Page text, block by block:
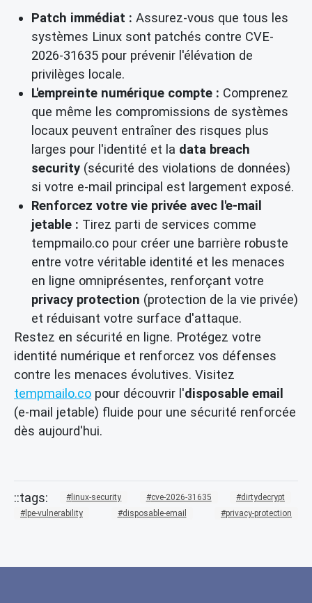
Patch immédiat : Assurez-vous que tous les
systèmes Linux sont patchés contre CVE-
2026-31635 pour prévenir l'élévation de
privilèges locale.
L'empreinte numérique compte : Comprenez
que même les compromissions de systèmes
locaux peuvent entraîner des risques plus
larges pour l'identité et la data breach
security (sécurité des violations de données)
si votre e-mail principal est largement exposé.
Renforcez votre vie privée avec l'e-mail
jetable : Tirez parti de services comme
tempmailo.co pour créer une barrière robuste
entre votre véritable identité et les menaces
en ligne omniprésentes, renforçant votre
privacy protection (protection de la vie privée)
et réduisant votre surface d'attaque.
Restez en sécurité en ligne. Protégez votre
identité numérique et renforcez vos défenses
contre les menaces évolutives. Visitez
tempmailo.co pour découvrir l'disposable email
(e-mail jetable) fluide pour une sécurité renforcée
dès aujourd'hui.
linux-security cve-2026-31635
dirtydecrypt
lpe-vulnerability
disposable-email privacy-protection